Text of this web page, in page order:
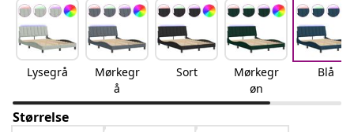
Lysegrå
Mørkegr
å
Sort
Mørkegr
øn
Blå
Størrelse